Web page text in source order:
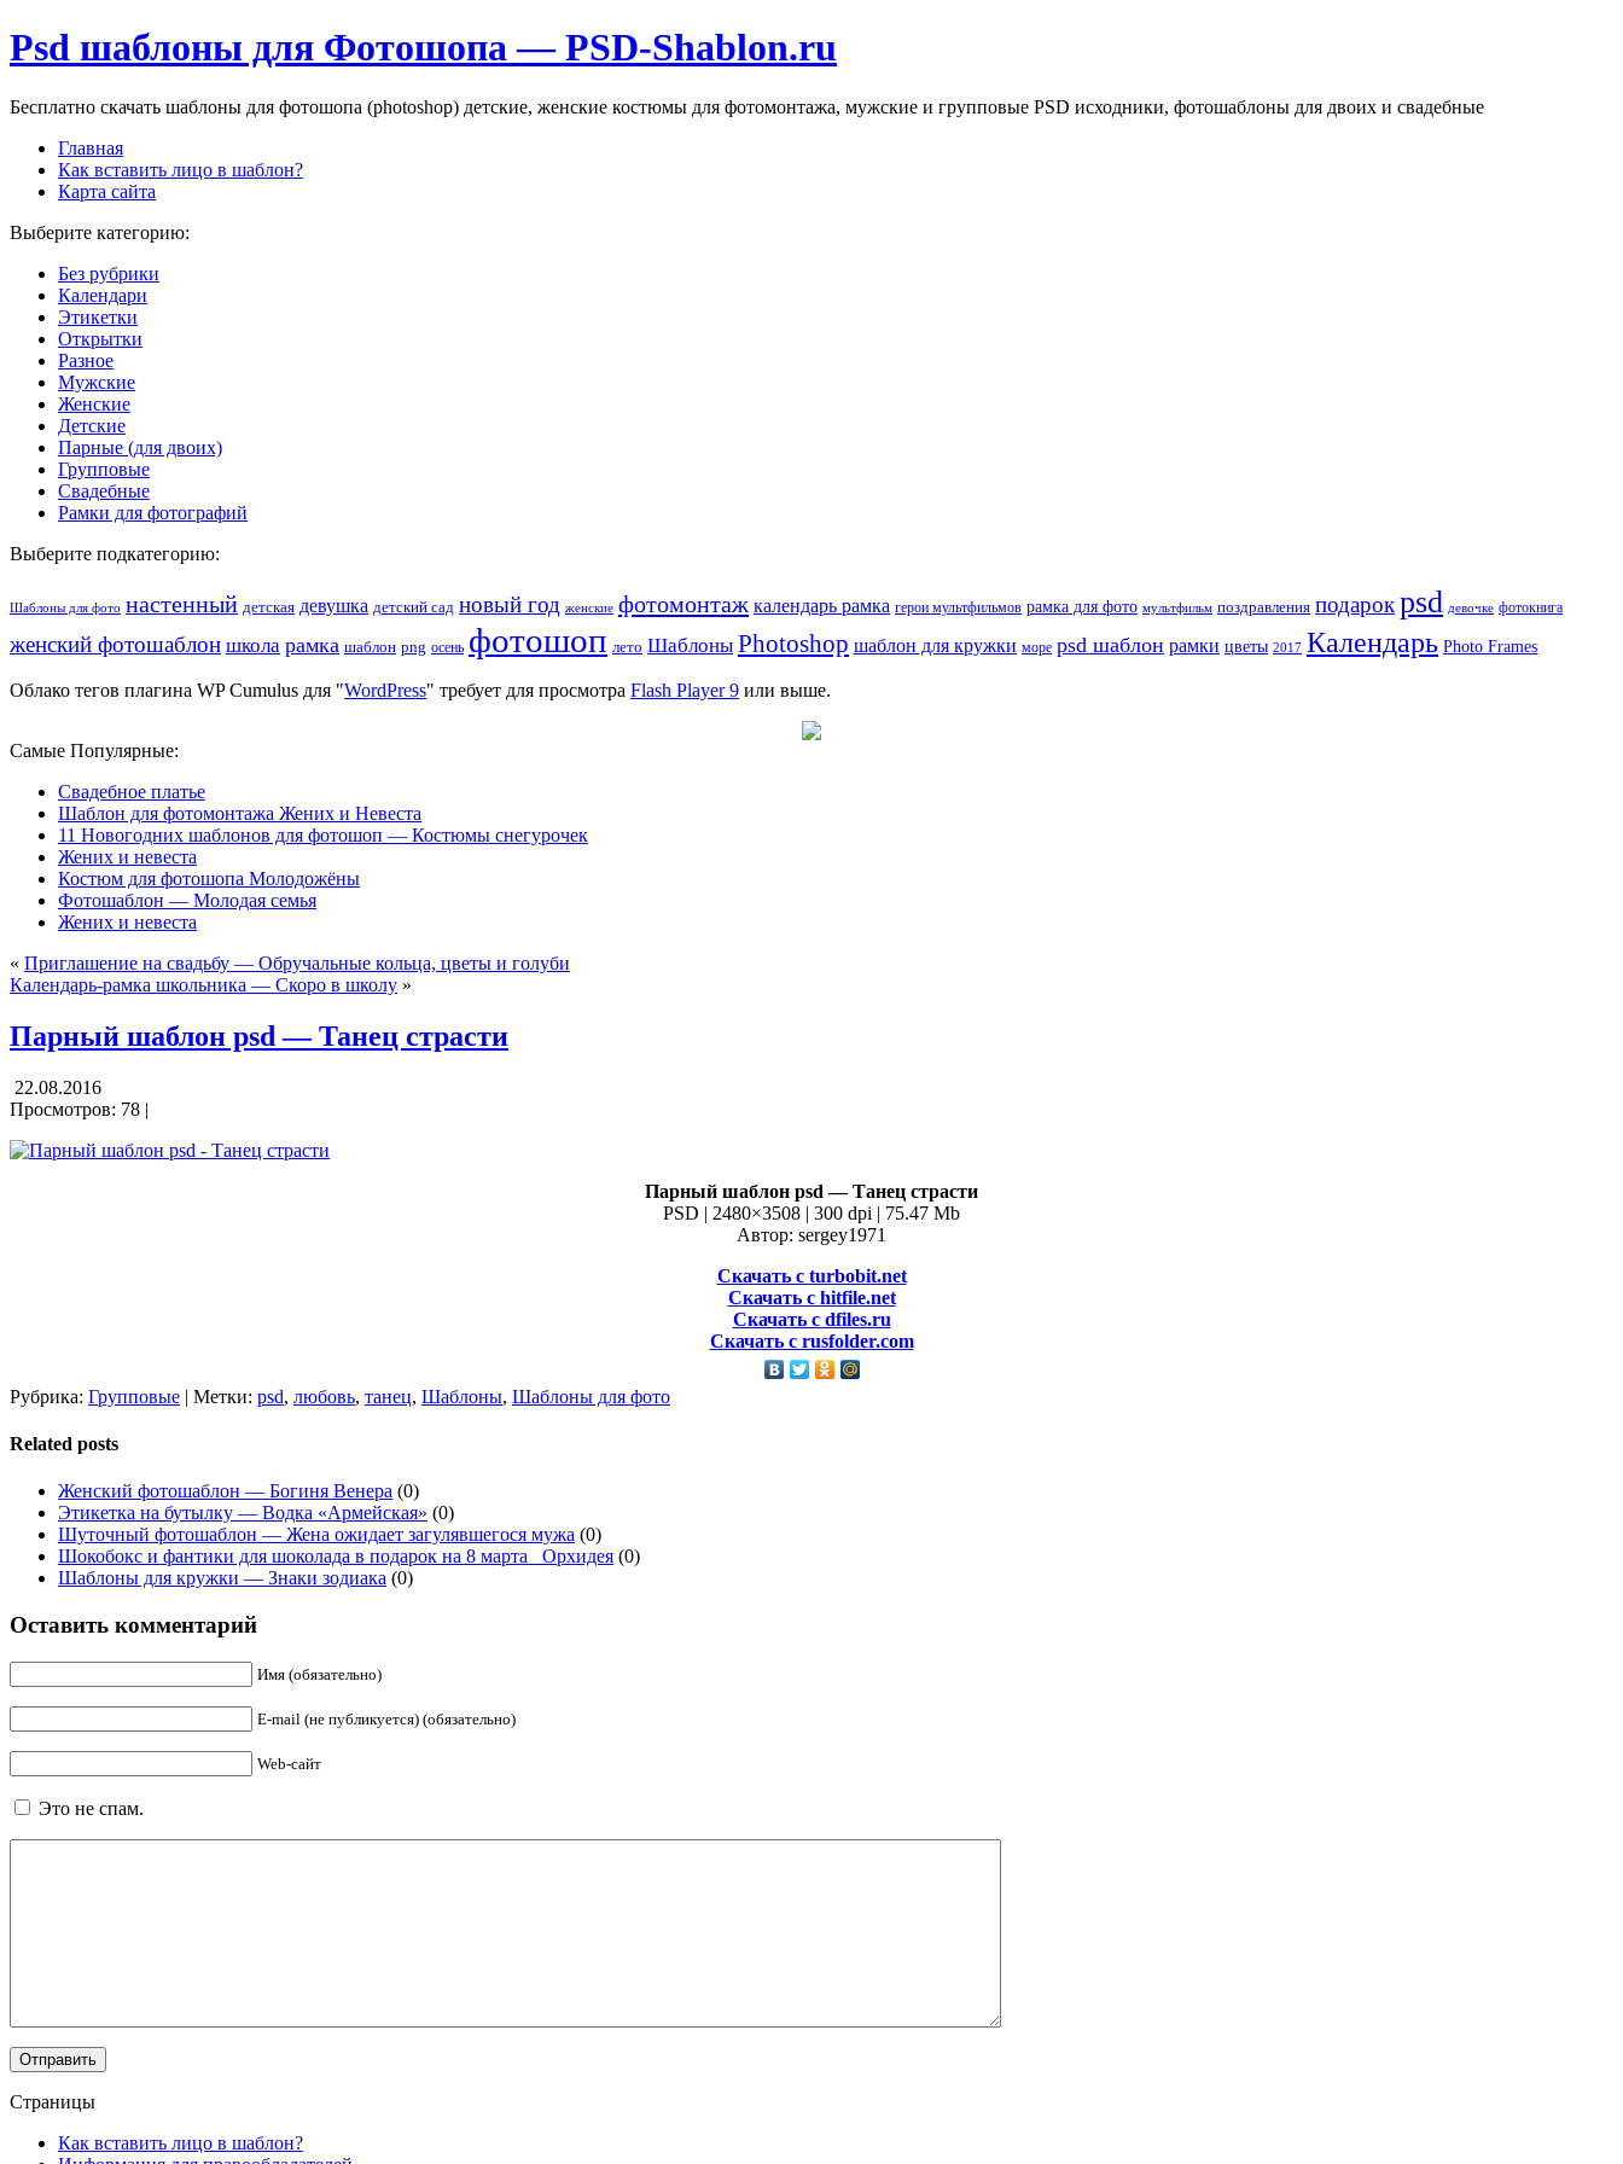
Psd шаблоны для Фотошопа — PSD-Shablon.ru
Бесплатно скачать шаблоны для фотошопа (photoshop) детские, женские костюмы для фотомонтажа, мужские и групповые PSD исходники, фотошаблоны для двоих и свадебные
Главная
Как вставить лицо в шаблон?
Карта сайта
Выберите категорию:
Без рубрики
Календари
Этикетки
Открытки
Разное
Мужские
Женские
Детские
Парные (для двоих)
Групповые
Свадебные
Рамки для фотографий
Выберите подкатегорию:
Шаблоны для фото настенный детская девушка детский сад новый год женские фотомонтаж календарь рамка герои мультфильмов рамка для фото мультфильм поздравления подарокpsd девочке фотокнига
женский фотошаблон школа рамка шаблон png осень фотошоп лето Шаблоны Photoshop шаблон для кружки море psd шаблон рамки цветы 2017 Календарь Photo Frames
Облако тегов плагина WP Cumulus для "WordPress" требует для просмотра Flash Player 9 или выше.
Самые Популярные:
Свадебное платье
Шаблон для фотомонтажа Жених и Невеста
11 Новогодних шаблонов для фотошоп — Костюмы снегурочек
Жених и невеста
Костюм для фотошопа Молодожёны
Фотошаблон — Молодая семья
Жених и невеста
« Приглашение на свадьбу — Обручальные кольца, цветы и голуби
Календарь-рамка школьника — Скоро в школу »
Парный шаблон psd — Танец страсти
22.08.2016
Просмотров: 78 |
Парный шаблон psd — Танец страсти
PSD | 2480×3508 | 300 dpi | 75.47 Mb
Автор: sergey1971
Скачать с turbobit.net
Скачать с hitfile.net
Скачать с dfiles.ru
Скачать с rusfolder.com
Рубрика: Групповые | Метки: psd, любовь, танец, Шаблоны, Шаблоны для фото
Related posts
Женский фотошаблон — Богиня Венера (0)
Этикетка на бутылку — Водка «Армейская» (0)
Шуточный фотошаблон — Жена ожидает загулявшегося мужа (0)
Шокобокс и фантики для шоколада в подарок на 8 марта_ Орхидея (0)
Шаблоны для кружки — Знаки зодиака (0)
Оставить комментарий
Имя (обязательно)
E-mail (не публикуется) (обязательно)
Web-сайт
Это не спам.
Страницы
Как вставить лицо в шаблон?